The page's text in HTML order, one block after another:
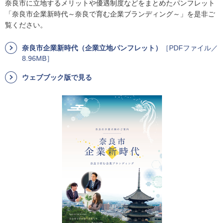
奈良市に立地するメリットや優遇制度などをまとめたパンフレット
「奈良市企業新時代～奈良で育む企業ブランディング～」を是非ご
覧ください。
奈良市企業新時代（企業立地パンフレット）
［PDFファイル／
8.96MB］
ウェブブック版で見る